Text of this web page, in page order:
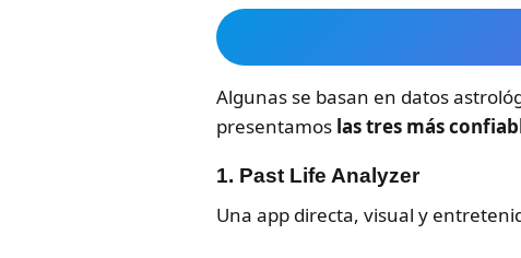
Algunas se basan en datos
presentamos las tres más
1. Past Life Analyzer
Una app directa, visual y